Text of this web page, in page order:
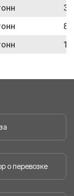
о перевозке